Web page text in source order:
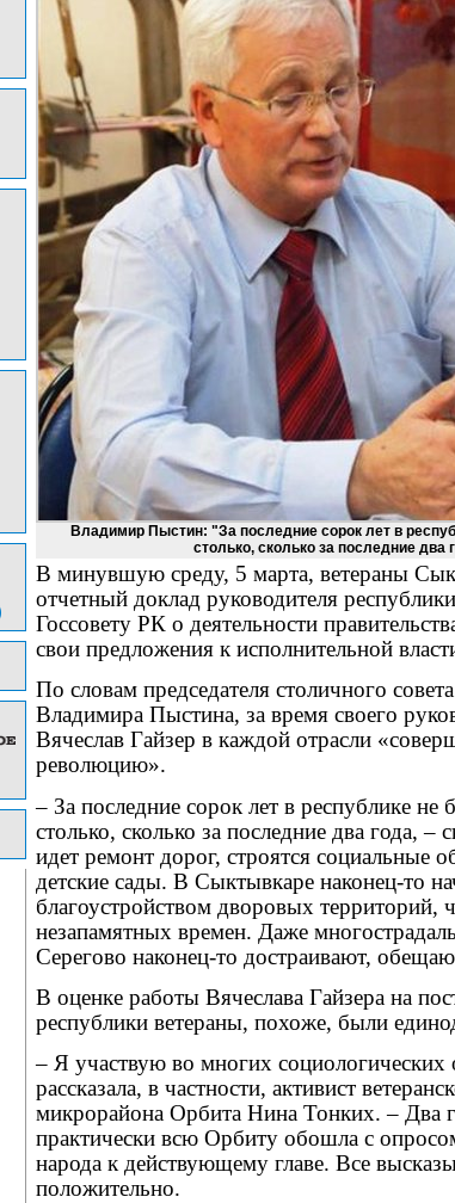
Владимир Пыстин: "За последние сорок лет в
столько, сколько за последние два
В минувшую среду, 5 марта, ветераны
отчетный доклад руководителя
Госсовету РК о деятельности
свои предложения к исполнительной
По словам председателя сто­личного
Владимира Пыстина, за время своего
Вячеслав Гайзер в каждой отрасли
революцию».
– За последние сорок лет в республике не
столько, сколько за последние два года, –
идет ремонт дорог, строятся социальные
детские сады. В Сыктывкаре наконец-то
благоустройством дворовых территорий,
незапамятных времен. Даже
Серегово наконец-то достраивают,
В оценке работы Вячеслава Гайзера на
республики ветераны, похоже, были
– Я участвую во многих социологических
рассказала, в частности, активист
микрорайона Орбита Нина Тонких. – Два
практически всю Орбиту обошла с
народа к действующему главе. Все
положительно.